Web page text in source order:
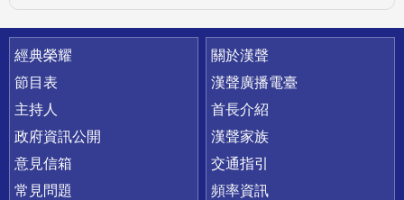
快速連結
經典榮耀
節目表
主持人
政府資訊公開
意見信箱
常見問題
關於漢聲
漢聲廣播電臺
首長介紹
漢聲家族
交通指引
頻率資訊